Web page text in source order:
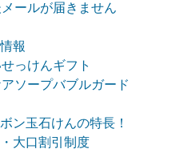
ールが届きません
報
っけんギフト
ソープバブルガード
ン玉石けんの特長！
大口割引制度